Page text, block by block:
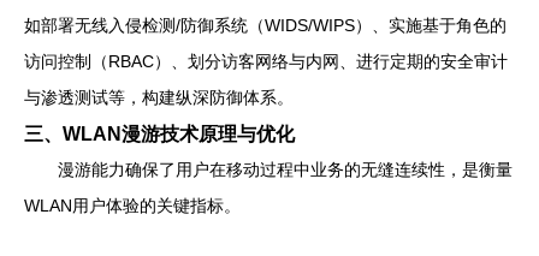
如部署无线入侵检测/防御系统（WIDS/WIPS）、实施基于角色的
访问控制（RBAC）、划分访客网络与内网、进行定期的安全审计
与渗透测试等，构建纵深防御体系。
三、WLAN漫游技术原理与优化
漫游能力确保了用户在移动过程中业务的无缝连续性，是衡量
WLAN用户体验的关键指标。